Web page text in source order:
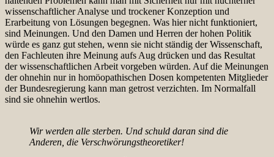
wissenschaftlicher Analyse und trockener Konzeption und
Erarbeitung von Lösungen begegnen. Was hier nicht funktioniert,
sind Meinungen. Und den Damen und Herren der hohen Politik
würde es ganz gut stehen, wenn sie nicht ständig der Wissenschaft,
den Fachleuten ihre Meinung aufs Aug drücken und das Resultat
der wissenschaftlichen Arbeit vorgeben würden. Auf die Meinungen
der ohnehin nur in homöopathischen Dosen kompetenten Mitglieder
der Bundesregierung kann man getrost verzichten. Im Normalfall
sind sie ohnehin wertlos.
Wir werden alle sterben. Und schuld daran sind die
Anderen, die Verschwörungstheoretiker!